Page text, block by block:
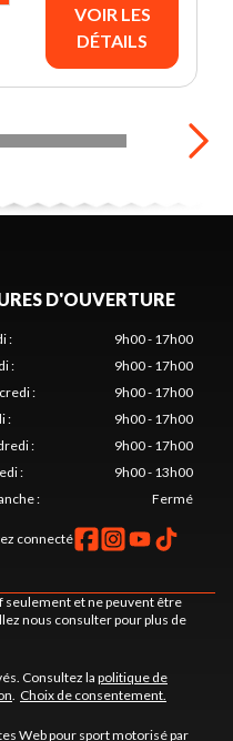
VOIR LES
DÉTAILS
D'OUVERTURE
:
9h00 - 17h00
:
9h00 - 17h00
:
9h00 - 17h00
:
9h00 - 17h00
:
9h00 - 17h00
:
9h00 - 13h00
: Fermé
connecté
seulement et ne peuvent être
nous consulter pour plus de
Consultez la politique de
Choix de consentement.
Web pour sport motorisé par